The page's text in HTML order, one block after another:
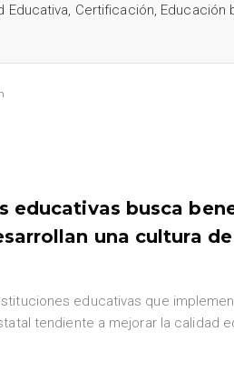
Educativa, Certificación, Educación
educativas busca
una cultura de
educativas que
tendiente a mejorar la calidad